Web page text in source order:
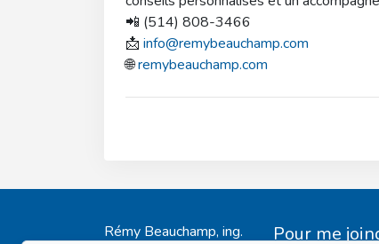
📲 (514) 808-3466
📩 info@remybeauchamp.com
🌐remybeauchamp.com
Rémy Beauchamp, ing. Pour me